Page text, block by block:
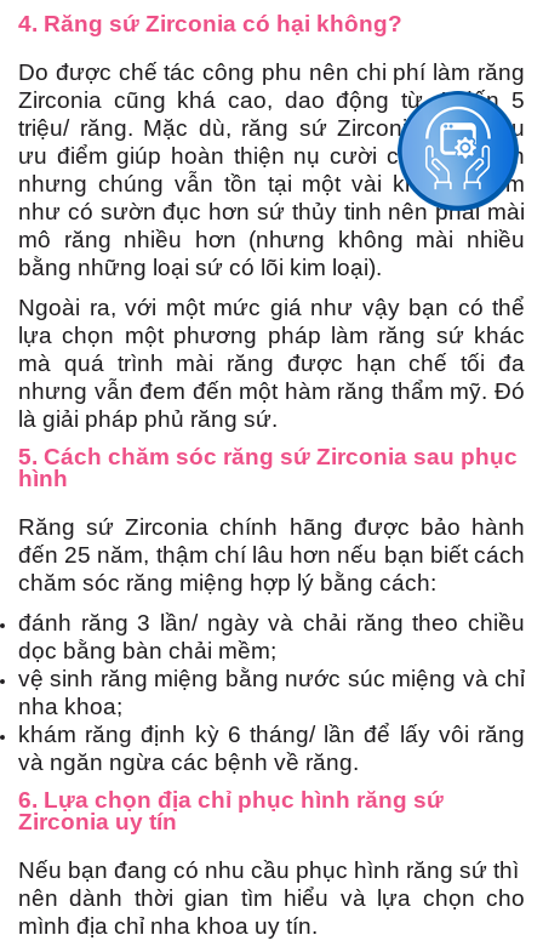
4. Răng sứ Zirconia có hại không?
Do được chế tác công phu nên chi phí làm răng
Zirconia cũng khá cao, dao động từ 4 đến 5
triệu/ răng. Mặc dù, răng sứ Zirconia có nhiều
ưu điểm giúp hoàn thiện nụ cười của bạn hơn
nhưng chúng vẫn tồn tại một vài khuyết điểm
như có sườn đục hơn sứ thủy tinh nên phải mài
mô răng nhiều hơn (nhưng không mài nhiều
bằng những loại sứ có lõi kim loại).
Ngoài ra, với một mức giá như vậy bạn có thể
lựa chọn một phương pháp làm răng sứ khác
mà quá trình mài răng được hạn chế tối đa
nhưng vẫn đem đến một hàm răng thẩm mỹ. Đó
là giải pháp phủ răng sứ.
5. Cách chăm sóc răng sứ Zirconia sau phục
hình
Răng sứ Zirconia chính hãng được bảo hành
đến 25 năm, thậm chí lâu hơn nếu bạn biết cách
chăm sóc răng miệng hợp lý bằng cách:
đánh răng 3 lần/ ngày và chải răng theo chiều
dọc bằng bàn chải mềm;
vệ sinh răng miệng bằng nước súc miệng và chỉ
nha khoa;
khám răng định kỳ 6 tháng/ lần để lấy vôi răng
và ngăn ngừa các bệnh về răng.
6. Lựa chọn địa chỉ phục hình răng sứ
Zirconia uy tín
Nếu bạn đang có nhu cầu phục hình răng sứ thì
nên dành thời gian tìm hiểu và lựa chọn cho
mình địa chỉ nha khoa uy tín.